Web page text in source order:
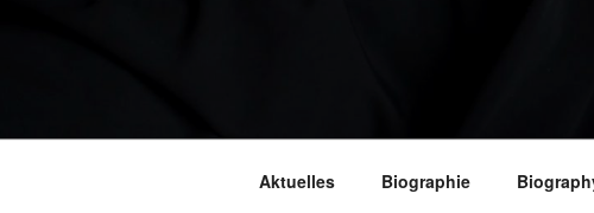
Aktuelles Biographie